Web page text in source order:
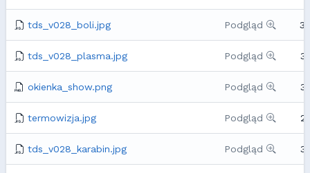
tds_v028_boli.jpg Podgląd
tds_v028_plasma.jpg Podgląd
okienka_show.png Podgląd
termowizja.jpg Podgląd
tds_v028_karabin.jpg Podgląd